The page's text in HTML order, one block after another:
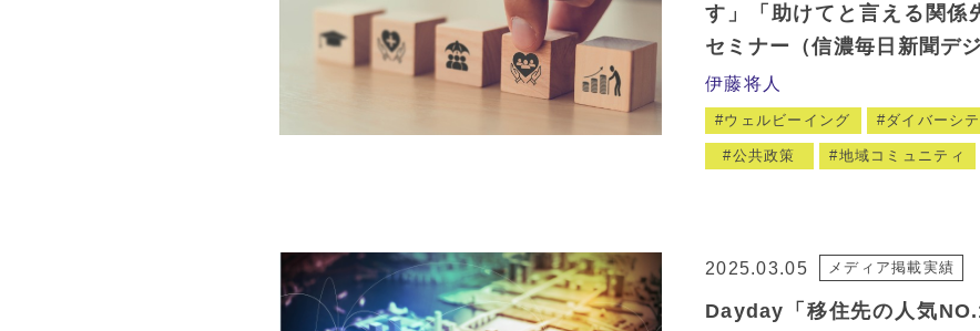
す」「助けてと言える関
セミナー（信濃毎日新聞デジ
伊藤将人
ウェルビーイング ダイバーシ
公共政策 地域コミュニティ
2025.03.05 メディア掲載実績
Dayday「移住先の人気